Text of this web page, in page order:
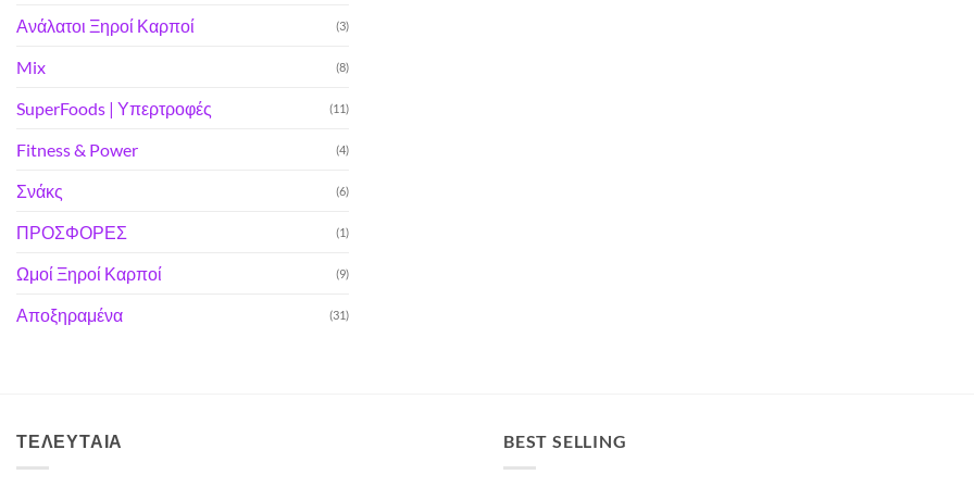
Ανάλατοι Ξηροί Καρποί (3)
Mix (8)
SuperFoods | Υπερτροφές (11)
Fitness & Power (4)
Σνάκς (6)
ΠΡΟΣΦΟΡΕΣ (1)
Ωμοί Ξηροί Καρποί (9)
Αποξηραμένα (31)
ΤΕΛΕΥΤΑΊΑ BEST SELLING